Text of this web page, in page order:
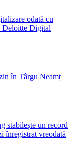
odată cu
Deloitte Digital
în Târgu Neamț
stabilește un record
înregistrat vreodată